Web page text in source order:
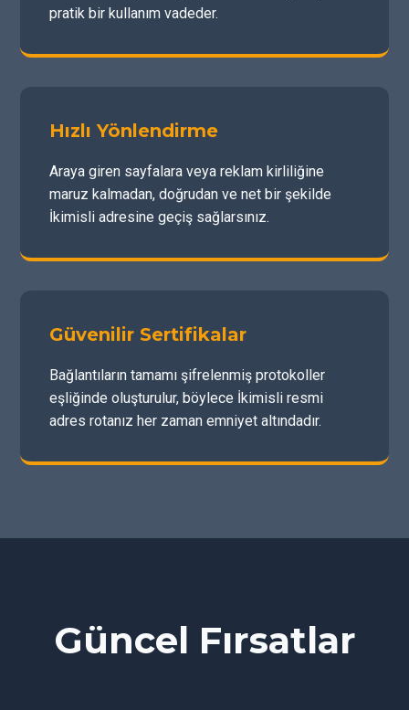
pratik bir kullanım vadeder.
Hızlı Yönlendirme
Araya giren sayfalara veya reklam kirliliğine
maruz kalmadan, doğrudan ve net bir şekilde
İkimisli adresine geçiş sağlarsınız.
Güvenilir Sertifikalar
Bağlantıların tamamı şifrelenmiş protokoller
eşliğinde oluşturulur, böylece İkimisli resmi
adres rotanız her zaman emniyet altındadır.
Güncel Fırsatlar